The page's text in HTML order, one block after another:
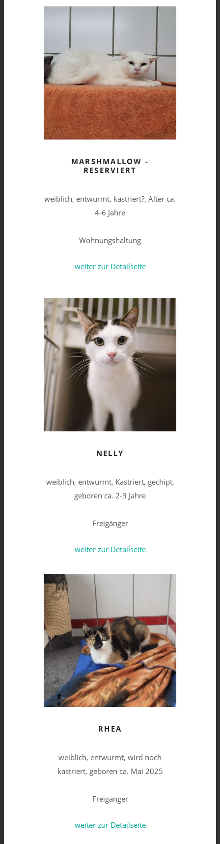
MARSHMALLOW -
RESERVIERT
weiblich, entwurmt, kastriert?, Alter ca.
4-6 Jahre
Wohnungshaltung
weiter zur Detailseite
NELLY
weiblich, entwurmt, Kastriert, gechipt,
geboren ca. 2-3 Jahre
Freigänger
weiter zur Detailseite
RHEA
weiblich, entwurmt, wird noch
kastriert, geboren ca. Mai 2025
Freigänger
weiter zur Detailseite